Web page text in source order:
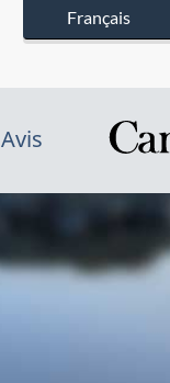
Français
Avis